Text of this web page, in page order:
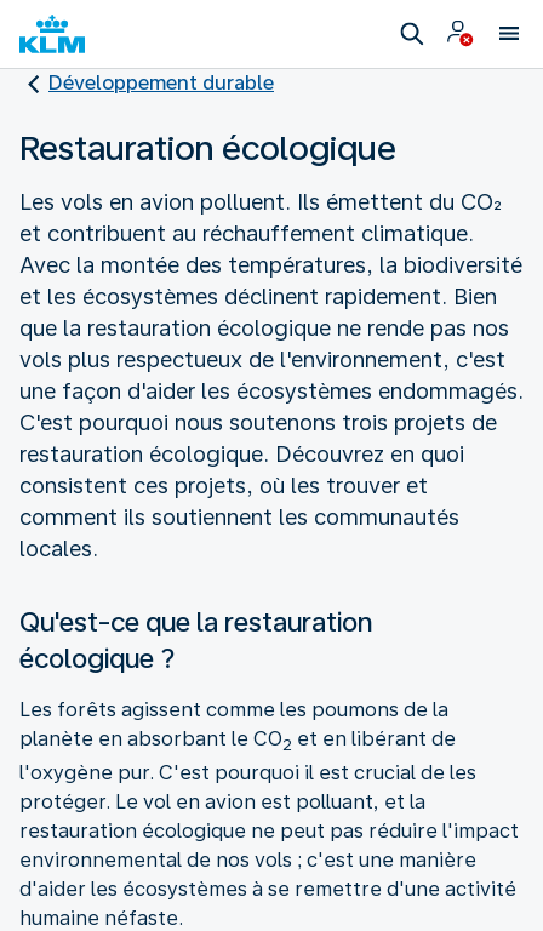
Développement durable
Restauration écologique
Les vols en avion polluent. Ils émettent du CO₂
et contribuent au réchauffement climatique.
Avec la montée des températures, la biodiversité
et les écosystèmes déclinent rapidement. Bien
que la restauration écologique ne rende pas nos
vols plus respectueux de l'environnement, c'est
une façon d'aider les écosystèmes endommagés.
C'est pourquoi nous soutenons trois projets de
restauration écologique. Découvrez en quoi
consistent ces projets, où les trouver et
comment ils soutiennent les communautés
locales.
Qu'est-ce que la restauration
écologique ?
Les forêts agissent comme les poumons de la
planète en absorbant le CO2 et en libérant de
l'oxygène pur. C'est pourquoi il est crucial de les
protéger. Le vol en avion est polluant, et la
restauration écologique ne peut pas réduire l'impact
environnemental de nos vols ; c'est une manière
d'aider les écosystèmes à se remettre d'une activité
humaine néfaste.